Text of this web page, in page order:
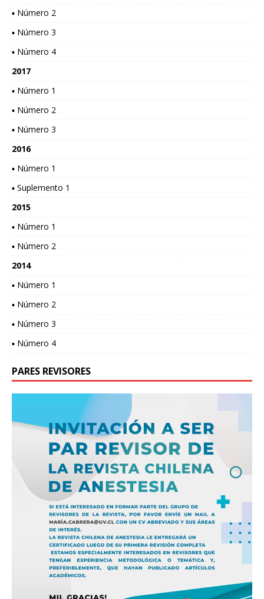
▪ Número 2
▪ Número 3
▪ Número 4
2017
▪ Número 1
▪ Número 2
▪ Número 3
2016
▪ Número 1
▪ Suplemento 1
2015
▪ Número 1
▪ Número 2
2014
▪ Número 1
▪ Número 2
▪ Número 3
▪ Número 4
PARES REVISORES